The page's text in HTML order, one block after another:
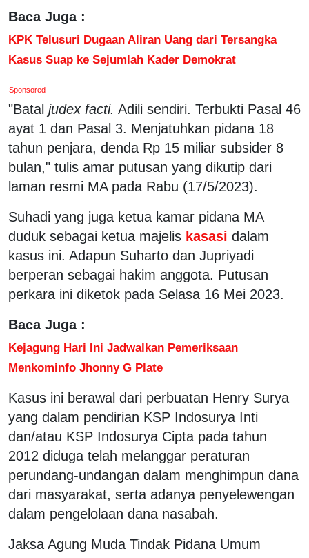
Baca Juga :
KPK Telusuri Dugaan Aliran Uang dari Tersangka
Kasus Suap ke Sejumlah Kader Demokrat
Sponsored
"Batal judex facti. Adili sendiri. Terbukti Pasal 46
ayat 1 dan Pasal 3. Menjatuhkan pidana 18
tahun penjara, denda Rp 15 miliar subsider 8
bulan," tulis amar putusan yang dikutip dari
laman resmi MA pada Rabu (17/5/2023).
Suhadi yang juga ketua kamar pidana MA
duduk sebagai ketua majelis kasasi dalam
kasus ini. Adapun Suharto dan Jupriyadi
berperan sebagai hakim anggota. Putusan
perkara ini diketok pada Selasa 16 Mei 2023.
Baca Juga :
Kejagung Hari Ini Jadwalkan Pemeriksaan
Menkominfo Jhonny G Plate
Kasus ini berawal dari perbuatan Henry Surya
yang dalam pendirian KSP Indosurya Inti
dan/atau KSP Indosurya Cipta pada tahun
2012 diduga telah melanggar peraturan
perundang-undangan dalam menghimpun dana
dari masyarakat, serta adanya penyelewengan
dalam pengelolaan dana nasabah.
Jaksa Agung Muda Tindak Pidana Umum